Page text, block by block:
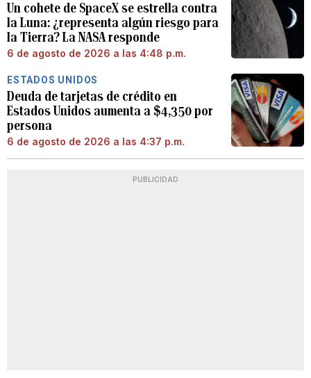
Un cohete de SpaceX se estrella contra
la Luna: ¿representa algún riesgo para
la Tierra? La NASA responde
6 de agosto de 2026 a las 4:48 p.m.
ESTADOS UNIDOS
Deuda de tarjetas de crédito en
Estados Unidos aumenta a $4,350 por
persona
6 de agosto de 2026 a las 4:37 p.m.
PUBLICIDAD